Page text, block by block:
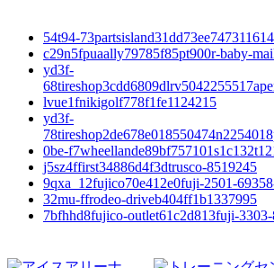
54t94-
c29n5fpuaally79785f85pt900r-baby-
yd3f-
lvue1fnikigolf778f1fe1124215
yd3f-
0be-
j5sz4ffirst34886d4f3dtrusco-8519245
9qxa_12fujico70e412e0fuji-2501-
32mu-ffrodeo-driveb404ff1b1337995
7bfhhd8fujico-outlet61c2d813fuji-